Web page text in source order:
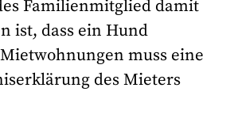
Familienmitglied damit
ist, dass ein Hund
muss eine
des Mieters